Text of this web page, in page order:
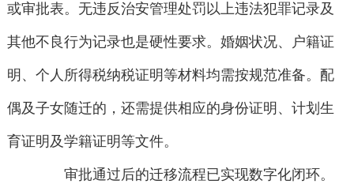
或审批表。无违反治安管理处罚以上违法犯罪记录及
其他不良行为记录也是硬性要求。婚姻状况、户籍证
明、个人所得税纳税证明等材料均需按规范准备。配
偶及子女随迁的，还需提供相应的身份证明、计划生
育证明及学籍证明等文件。
审批通过后的迁移流程已实现数字化闭环。